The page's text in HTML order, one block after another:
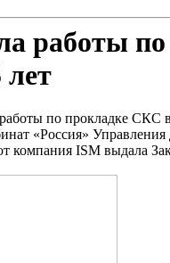
работы
лет
по прокладке СКС
«Россия» Управления
компания ISM выдала